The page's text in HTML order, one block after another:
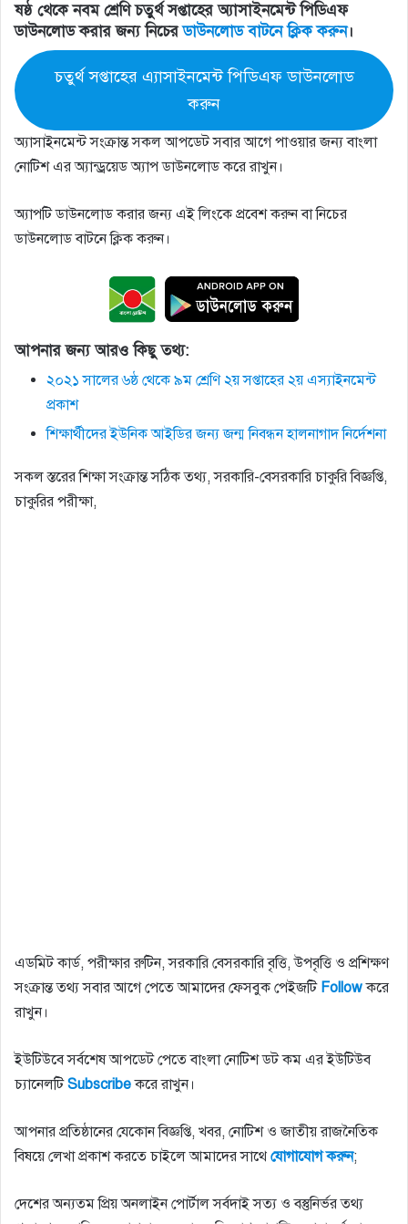
ষষ্ঠ থেকে নবম শ্রেণি চতুর্থ সপ্তাহের অ্যাসাইনমেন্ট পিডিএফ
ডাউনলোড করার জন্য নিচেরডাউনলোড বাটনে ক্লিক করুন।
চতুর্থ সপ্তাহের এ্যাসাইনমেন্ট পিডিএফ ডাউনলোড
করুন
অ্যাসাইনমেন্ট সংক্রান্ত সকল আপডেট সবার আগে পাওয়ার জন্য বাংলা
নোটিশ এর অ্যান্ড্রয়েড অ্যাপ ডাউনলোড করে রাখুন।
অ্যাপটি ডাউনলোড করার জন্য এই লিংকে প্রবেশ করুন বা নিচের
ডাউনলোড বাটনে ক্লিক করুন।
আপনার জন্য আরও কিছু তথ্য:
২০২১ সালের ৬ষ্ঠ থেকে ৯ম শ্রেণি ২য় সপ্তাহের ২য় এস্যাইনমেন্ট
প্রকাশ
শিক্ষার্থীদের ইউনিক আইডির জন্য জন্ম নিবন্ধন হালনাগাদ নির্দেশনা
সকল স্তরের শিক্ষা সংক্রান্ত সঠিক তথ্য, সরকারি-বেসরকারি চাকুরি বিজ্ঞপ্তি,
চাকুরির পরীক্ষা,
এডমিট কার্ড, পরীক্ষার রুটিন, সরকারি বেসরকারি বৃত্তি, উপবৃত্তি ও প্রশিক্ষণ
সংক্রান্ত তথ্য সবার আগে পেতে আমাদের ফেসবুক পেইজটি Followকরে
রাখুন।
ইউটিউবে সর্বশেষ আপডেট পেতে বাংলা নোটিশ ডট কম এর ইউটিউব
চ্যানেলটিSubscribeকরে রাখুন।
আপনার প্রতিষ্ঠানের যেকোন বিজ্ঞপ্তি, খবর, নোটিশ ও জাতীয় রাজনৈতিক
বিষয়ে লেখা প্রকাশ করতে চাইলে আমাদের সাথে যোগাযোগ করুন;
দেশের অন্যতম প্রিয় অনলাইন পোর্টাল সর্বদাই সত্য ও বস্তুনির্ভর তথ্য